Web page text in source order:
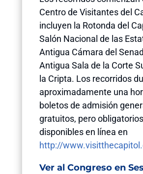
Centro de Visitantes del
incluyen la Rotonda del
Salón Nacional de las
Antigua Cámara del
Antigua Sala de la Corte
la Cripta. Los recorridos
aproximadamente una
boletos de admisión
gratuitos, pero
disponibles en línea en
http://
Ver al Congreso en